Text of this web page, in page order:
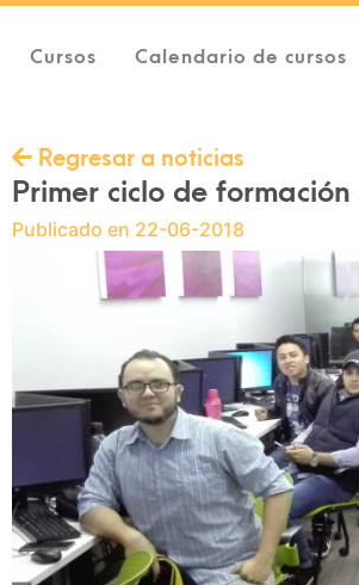
(current)
Cursos Calendario de cursos
Regresar a noticias
Primer ciclo de
Publicado en 22-06-2018